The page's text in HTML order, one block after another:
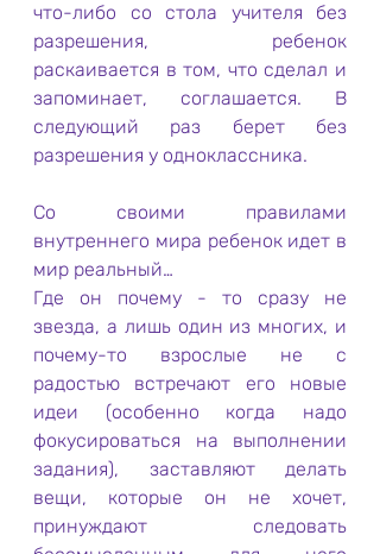
что-либо со стола учителя без
разрешения, ребенок
раскаивается в том, что сделал и
запоминает, соглашается. В
следующий раз берет без
разрешения у одноклассника.
Со своими правилами
внутреннего мира ребенок идет в
мир реальный…
Где он почему - то сразу не
звезда, а лишь один из многих, и
почему-то взрослые не с
радостью встречают его новые
идеи (особенно когда надо
фокусироваться на выполнении
задания), заставляют делать
вещи, которые он не хочет,
принуждают следовать